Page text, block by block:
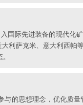
国际先进装备的现代
利萨克米、意大利西
的思想理念，优化质